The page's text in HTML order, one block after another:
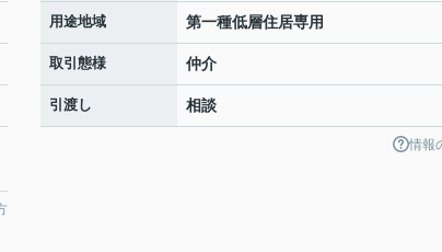
用途地域 第一種低層住居専用
取引態様 仲介
引渡し 相談
情報